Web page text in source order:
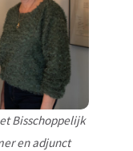
Bisschoppelijk
en adjunct